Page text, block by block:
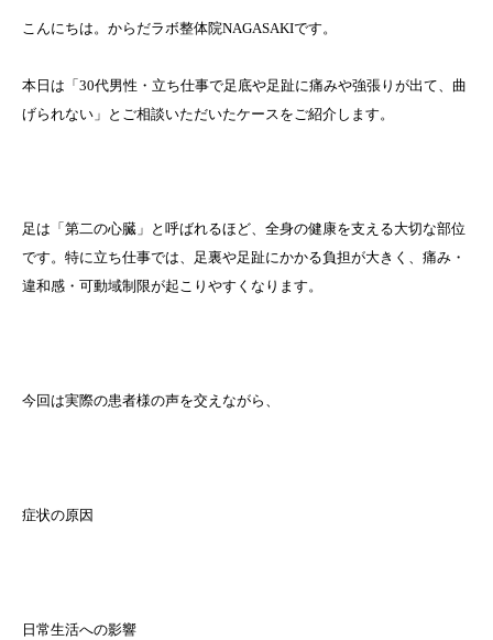
こんにちは。からだラボ整体院NAGASAKIです。
本日は「30代男性・立ち仕事で足底や足趾に痛みや強張りが出て、曲
げられない」とご相談いただいたケースをご紹介します。
足は「第二の心臓」と呼ばれるほど、全身の健康を支える大切な部位
です。特に立ち仕事では、足裏や足趾にかかる負担が大きく、痛み・
違和感・可動域制限が起こりやすくなります。
今回は実際の患者様の声を交えながら、
症状の原因
日常生活への影響